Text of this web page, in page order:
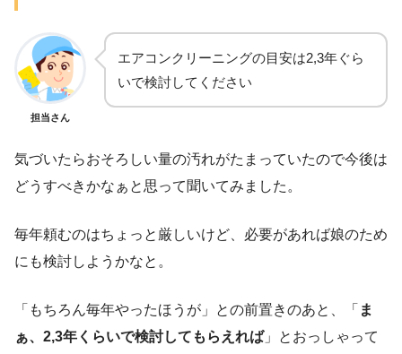
担当さん
エアコンクリーニングの目安は2,3年ぐら
いで検討してください
気づいたらおそろしい量の汚れがたまっていたので今後は
どうすべきかなぁと思って聞いてみました。
毎年頼むのはちょっと厳しいけど、必要があれば娘のため
にも検討しようかなと。
「もちろん毎年やったほうが」との前置きのあと、「 ま
ぁ、2,3年くらいで検討してもらえれば」とおっしゃって